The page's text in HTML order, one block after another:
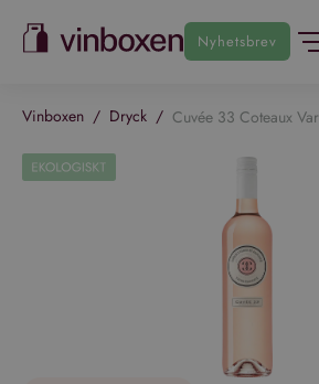
Nyhetsbrev
Vinboxen / Dryck /